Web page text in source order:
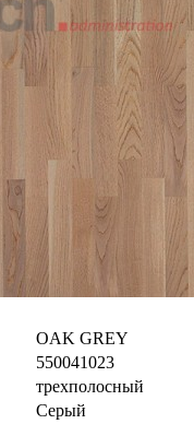
OAK GREY
550041023
трехполосный
Серый